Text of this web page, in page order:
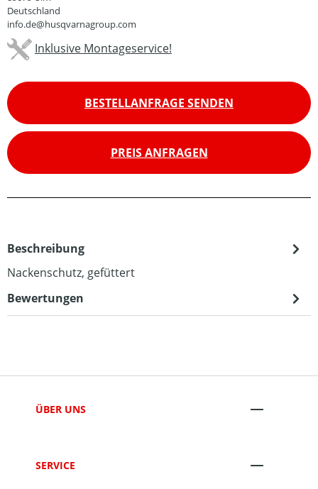
Deutschland
info.de@husqvarnagroup.com
Inklusive Montageservice!
BESTELLANFRAGE SENDEN
PREIS ANFRAGEN
Beschreibung
Nackenschutz, gefüttert
Bewertungen
ÜBER UNS
SERVICE